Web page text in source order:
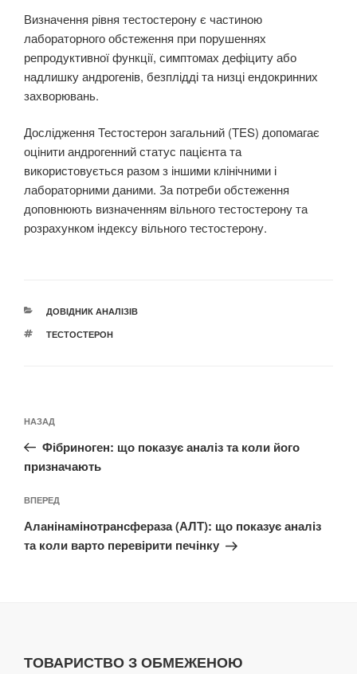
Визначення рівня тестостерону є частиною
лабораторного обстеження при порушеннях
репродуктивної функції, симптомах дефіциту або
надлишку андрогенів, безплідді та низці ендокринних
захворювань.
Дослідження Тестостерон загальний (TES) допомагає
оцінити андрогенний статус пацієнта та
використовується разом з іншими клінічними і
лабораторними даними. За потреби обстеження
доповнюють визначенням вільного тестостерону та
розрахунком індексу вільного тестостерону.
КАТЕГОРІЇ
ДОВІДНИК АНАЛІЗІВ
ПОЗНАЧКИ
ТЕСТОСТЕРОН
записів
Попередній
запис:
НАЗАД
Фібриноген: що показує аналіз та коли його
призначають
Наступний
запис
ВПЕРЕД
Аланінамінотрансфераза (АЛТ): що показує аналіз
та коли варто перевірити печінку
ТОВАРИСТВО З ОБМЕЖЕНОЮ